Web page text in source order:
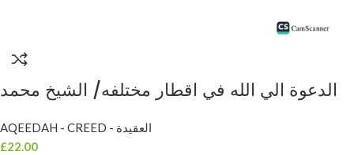
الدعوة الي الله في اقطار مختلفه/ الشيخ محمد
LLAHI FI AQDAR MUKHTALIFAH
AQEEDAH - CREED - العقيدة
£22.00